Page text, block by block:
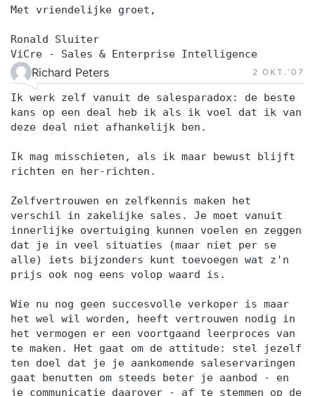
Met vriendelijke groet,
Ronald Sluiter
ViCre - Sales & Enterprise Intelligence
Richard Peters 2 OKT.‘07
Ik werk zelf vanuit de salesparadox: de beste
kans op een deal heb ik als ik voel dat ik van
deze deal niet afhankelijk ben.
Ik mag misschieten, als ik maar bewust blijft
richten en her-richten.
Zelfvertrouwen en zelfkennis maken het
verschil in zakelijke sales. Je moet vanuit
innerlijke overtuiging kunnen voelen en zeggen
dat je in veel situaties (maar niet per se
alle) iets bijzonders kunt toevoegen wat z'n
prijs ook nog eens volop waard is.
Wie nu nog geen succesvolle verkoper is maar
het wel wil worden, heeft vertrouwen nodig in
het vermogen er een voortgaand leerproces van
te maken. Het gaat om de attitude: stel jezelf
ten doel dat je je aankomende saleservaringen
gaat benutten om steeds beter je aanbod - en
je communicatie daarover - af te stemmen op de